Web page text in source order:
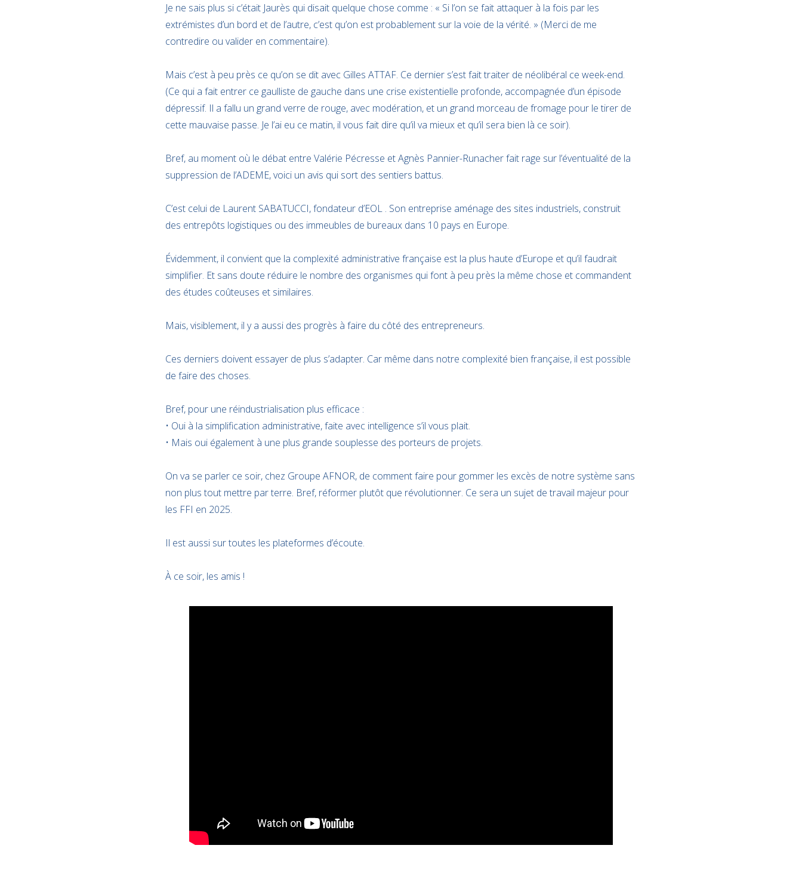
Je ne sais plus si c’était Jaurès qui disait quelque chose comme : « Si l’on se fait attaquer à la fois par les
extrémistes d’un bord et de l’autre, c’est qu’on est probablement sur la voie de la vérité. » (Merci de me
contredire ou valider en commentaire).
Mais c’est à peu près ce qu’on se dit avec Gilles ATTAF. Ce dernier s’est fait traiter de néolibéral ce week-end.
(Ce qui a fait entrer ce gaulliste de gauche dans une crise existentielle profonde, accompagnée d’un épisode
dépressif. Il a fallu un grand verre de rouge, avec modération, et un grand morceau de fromage pour le tirer de
cette mauvaise passe. Je l’ai eu ce matin, il vous fait dire qu’il va mieux et qu’il sera bien là ce soir).
Bref, au moment où le débat entre Valérie Pécresse etAgnès Pannier-Runacher fait rage sur l’éventualité de la
suppression de l’ADEME, voici un avis qui sort des sentiers battus.
C’est celui de Laurent SABATUCCI, fondateur d’EOL . Son entreprise aménage des sites industriels, construit
des entrepôts logistiques ou des immeubles de bureaux dans 10 pays en Europe.
Évidemment, il convient que la complexité administrative française est la plus haute d’Europe et qu’il faudrait
simplifier. Et sans doute réduire le nombre des organismes qui font à peu près la même chose et commandent
des études coûteuses et similaires.
Mais, visiblement, il y a aussi des progrès à faire du côté des entrepreneurs.
Ces derniers doivent essayer de plus s’adapter. Car même dans notre complexité bien française, il est possible
de faire des choses.
Bref, pour une réindustrialisation plus efficace :
• Oui à la simplification administrative, faite avec intelligence s’il vous plait.
• Mais oui également à une plus grande souplesse des porteurs de projets.
On va se parler ce soir, chez Groupe AFNOR, de comment faire pour gommer les excès de notre système sans
non plus tout mettre par terre. Bref, réformer plutôt que révolutionner. Ce sera un sujet de travail majeur pour
les FFI en 2025.
Il est aussi sur toutes les plateformes d’écoute.
À ce soir, les amis !